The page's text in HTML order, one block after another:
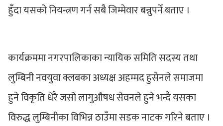
हुँदा यसको नियन्त्रण गर्न सबै जिम्मेवार बन्नुपर्ने बताए ।
कार्यक्रममा नगरपालिकाका न्यायिक समिति सदस्य तथा
लुम्बिनी नवयुवा क्लबका अध्यक्ष अहम्मद हुसेनले समाजमा
हुने विकृति धेरै जसो लागुऔषध सेवनले हुने भन्दै यसका
विरुद्ध लुम्बिनीका विभिन्न ठाउँमा सडक नाटक गरिने बताए ।